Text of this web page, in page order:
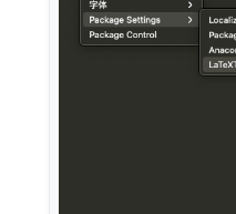
Warnings:
/Users/xxxxxx/
/Users/xxxxxxx/